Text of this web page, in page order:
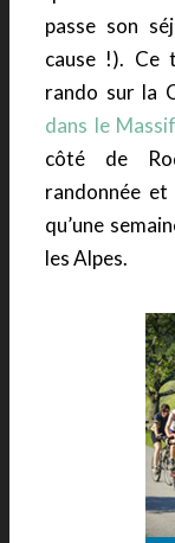
passe son
cause !). Ce
rando sur la
dans le
côté de
randonnée
qu’une
les Alpes.